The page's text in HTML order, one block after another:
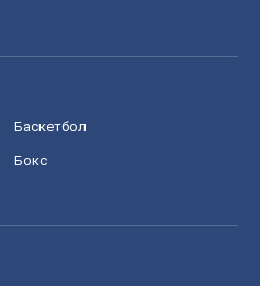
Баскетбол
Бокс